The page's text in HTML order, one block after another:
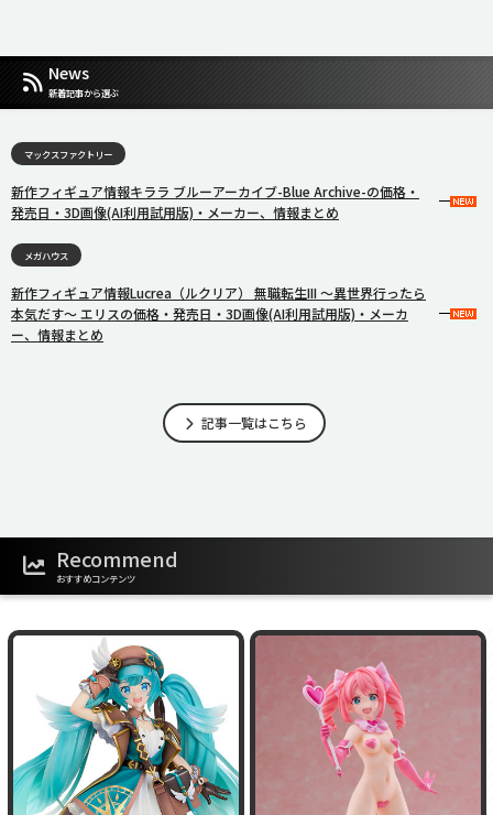
News
新着記事から選ぶ
マックスファクトリー
新作フィギュア情報キララ ブルーアーカイブ-Blue Archive-の価格・
発売日・3D画像(AI利用試用版)・メーカー、情報まとめ
メガハウス
新作フィギュア情報Lucrea（ルクリア） 無職転生III 〜異世界行ったら
本気だす〜 エリスの価格・発売日・3D画像(AI利用試用版)・メーカ
ー、情報まとめ
記事一覧はこちら
Recommend
おすすめコンテンツ